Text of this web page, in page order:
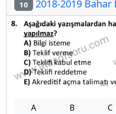
10 2018-2019 Bahar
A B C